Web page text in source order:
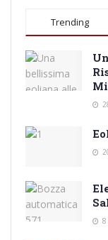
Trending
8